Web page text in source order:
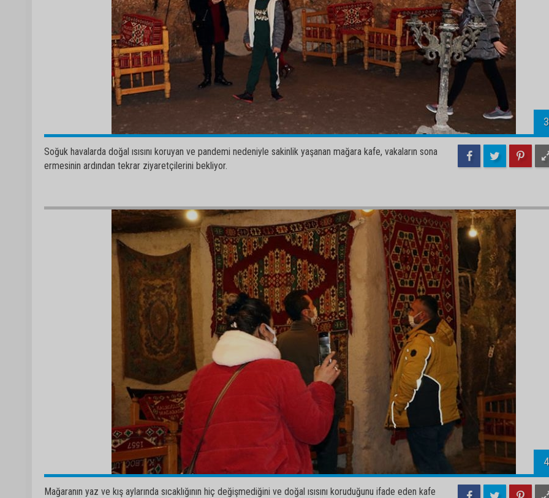
3
Soğuk havalarda doğal ısısını koruyan ve pandemi nedeniyle sakinlik yaşanan mağara kafe, vakaların sona
ermesinin ardından tekrar ziyaretçilerini bekliyor.
4
Mağaranın yaz ve kış aylarında sıcaklığının hiç değişmediğini ve doğal ısısını koruduğunu ifade eden kafe